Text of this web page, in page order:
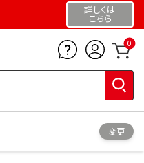
詳しくは
こちら
0
変更